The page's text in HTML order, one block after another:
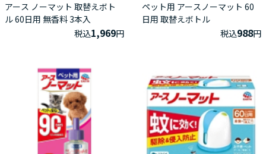
アース ノーマット 取替えボト
ル 60日用 無香料 3本入
税込1,969円
ペット用 アースノーマット 60
日用 取替えボトル
税込988円